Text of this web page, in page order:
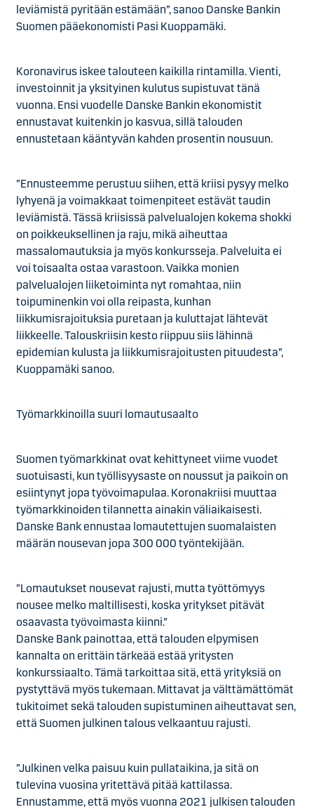
leviämistä pyritään estämään”, sanoo Danske Bankin
Suomen pääekonomisti Pasi Kuoppamäki.
Koronavirus iskee talouteen kaikilla rintamilla. Vienti,
investoinnit ja yksityinen kulutus supistuvat tänä
vuonna. Ensi vuodelle Danske Bankin ekonomistit
ennustavat kuitenkin jo kasvua, sillä talouden
ennustetaan kääntyvän kahden prosentin nousuun.
”Ennusteemme perustuu siihen, että kriisi pysyy melko
lyhyenä ja voimakkaat toimenpiteet estävät taudin
leviämistä. Tässä kriisissä palvelualojen kokema shokki
on poikkeuksellinen ja raju, mikä aiheuttaa
massalomautuksia ja myös konkursseja. Palveluita ei
voi toisaalta ostaa varastoon. Vaikka monien
palvelualojen liiketoiminta nyt romahtaa, niin
toipuminenkin voi olla reipasta, kunhan
liikkumisrajoituksia puretaan ja kuluttajat lähtevät
liikkeelle. Talouskriisin kesto riippuu siis lähinnä
epidemian kulusta ja liikkumisrajoitusten pituudesta”,
Kuoppamäki sanoo.
Työmarkkinoilla suuri lomautusaalto
Suomen työmarkkinat ovat kehittyneet viime vuodet
suotuisasti, kun työllisyysaste on noussut ja paikoin on
esiintynyt jopa työvoimapulaa. Koronakriisi muuttaa
työmarkkinoiden tilannetta ainakin väliaikaisesti.
Danske Bank ennustaa lomautettujen suomalaisten
määrän nousevan jopa 300 000 työntekijään.
”Lomautukset nousevat rajusti, mutta työttömyys
nousee melko maltillisesti, koska yritykset pitävät
osaavasta työvoimasta kiinni.”
Danske Bank painottaa, että talouden elpymisen
kannalta on erittäin tärkeää estää yritysten
konkurssiaalto. Tämä tarkoittaa sitä, että yrityksiä on
pystyttävä myös tukemaan. Mittavat ja välttämättömät
tukitoimet sekä talouden supistuminen aiheuttavat sen,
että Suomen julkinen talous velkaantuu rajusti.
”Julkinen velka paisuu kuin pullataikina, ja sitä on
tulevina vuosina yritettävä pitää kattilassa.
Ennustamme, että myös vuonna 2021 julkisen talouden